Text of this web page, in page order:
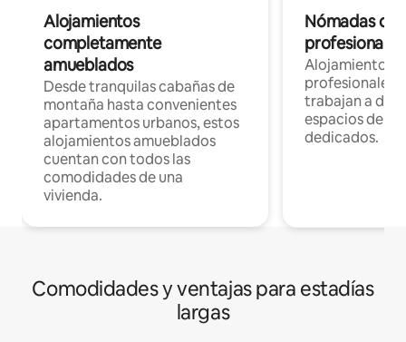
Alojamientos
completamente
amueblados
Desde tranquilas cabañas de
montaña hasta convenientes
apartamentos urbanos, estos
alojamientos amueblados
cuentan con todos las
comodidades de una
vivienda.
Nómadas
Alojamientos
profesionales
trabajan a
espacios de
dedicados.
Comodidades y ventajas para estadías
largas